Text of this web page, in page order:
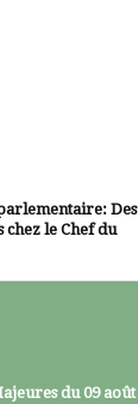
Des
chez le Chef du
du 09 août